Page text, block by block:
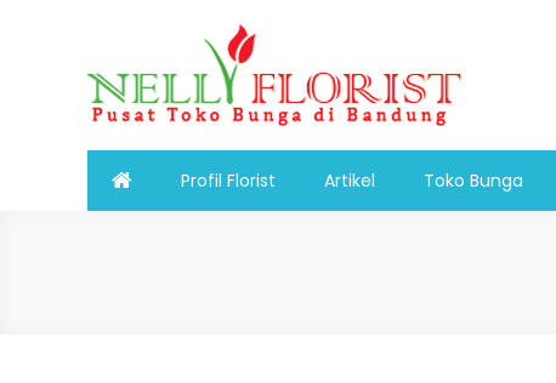
Nelly Florist Bandung
Profil Florist
Artikel Toko Bunga